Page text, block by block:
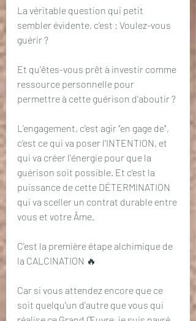
La véritable question qui petit
sembler évidente, c'est : Voulez-vous
guérir ?
Et qu'êtes-vous prêt à investir comme
ressource personnelle pour
permettre à cette guérison d'aboutir ?
L'engagement, c'est agir "en gage de",
c'est ce qui va poser l'INTENTION, et
qui va créer l'énergie pour que la
guérison soit possible. Et c'est la
puissance de cette DÉTERMINATION
qui va sceller un contrat durable entre
vous et votre Âme.
C'est la première étape alchimique de
la CALCINATION 🔥
Car si vous attendez encore que ce
soit quelqu'un d'autre que vous qui